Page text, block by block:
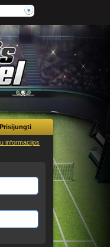
Prisijungti
informacijos